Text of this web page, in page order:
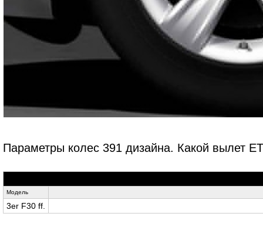
Параметры колес 391 дизайна. Какой вылет
Модель
3er F30 ff.